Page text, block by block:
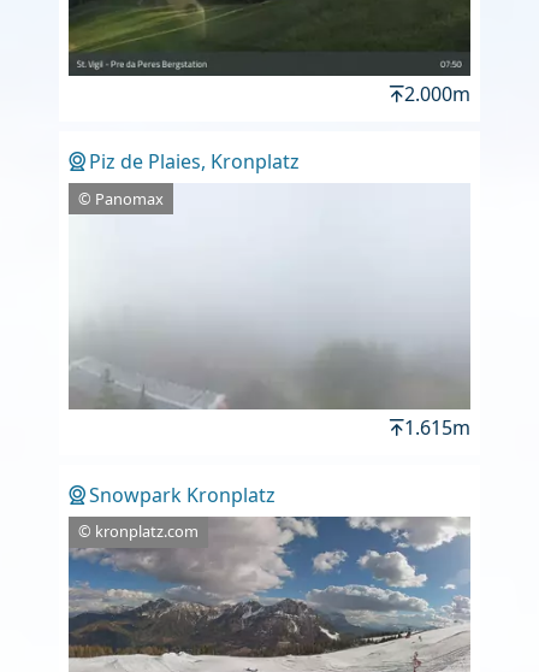
2.000m
Piz de Plaies, Kronplatz
© Panomax
1.615m
Snowpark Kronplatz
© kronplatz.com